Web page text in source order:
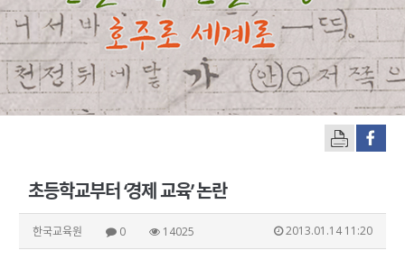
초등학교부터 ‘경제 교육’ 논란
한국교육원 0 14025 2013.01.14 11:20